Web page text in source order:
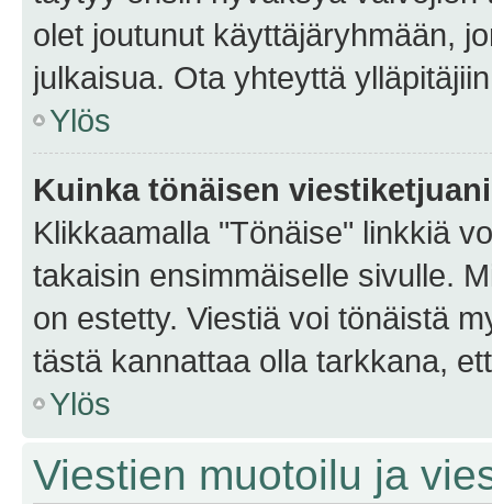
olet joutunut käyttäjäryhmään,
julkaisua. Ota yhteyttä
Ylös
Kuinka tönäisen
Klikkaamalla "Tönäise" linkkiä
takaisin ensimmäiselle sivulle.
on estetty. Viestiä voi tönäistä
tästä kannattaa olla tarkkana,
Ylös
Viestien muotoilu ja